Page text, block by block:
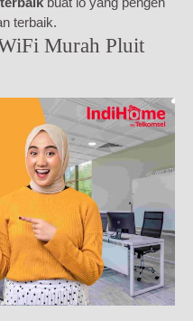
terbaik.
Murah Pluit